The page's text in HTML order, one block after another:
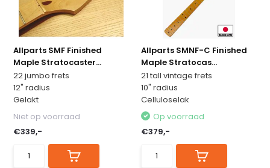
Allparts SMF Finished
Maple Stratocaster...
22 jumbo frets
12" radius
Gelakt
Niet op voorraad
€339,-
Allparts SMNF-C Finished
Maple Stratocas...
21 tall vintage frets
10" radius
Celluloselak
Op voorraad
€379,-